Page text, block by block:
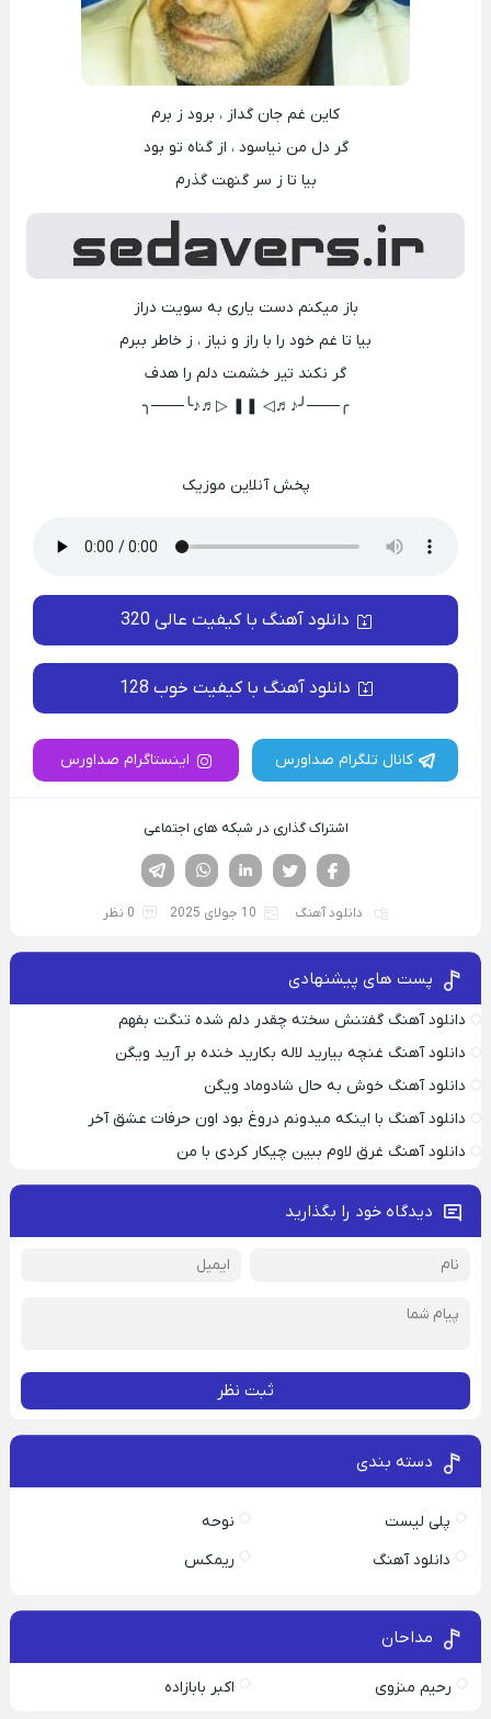
کاین غم جان گداز ، برود ز برم
گر دل من نیاسود ، از گناه تو بود
بیا تا ز سر گنهت گذرم
باز میکنم دست یاری به سویت دراز
بیا تا غم خود را با راز و نیاز ، ز خاطر ببرم
گر نکند تیر خشمت دلم را هدف
╭───╯♪♬◁ ❚❚ ▷♬♪╰───╮
پخش آنلاین موزیک
دانلود آهنگ با کیفیت عالی 320
دانلود آهنگ با کیفیت خوب 128
کانال تلگرام صداورس اینستاگرام صداورس
اشتراک گذاری در شبکه های اجتماعی
لینکدین تویتر
فیسوک
دانلود آهنگ 10 جولای 2025 0 نظر
پست های پیشنهادی
دانلود آهنگ گفتنش سخته چقدر دلم شده تنگت بفهم
دانلود آهنگ غنچه بیارید لاله بکارید خنده بر آرید ویگن
دانلود آهنگ خوش به حال شادوماد ویگن
دانلود آهنگ با اینکه میدونم دروغ بود اون حرفات عشق آخر
دانلود آهنگ غرق لاوم ببین چیکار کردی با من
دیدگاه خود را بگذارید
ثبت نظر
دسته بندی
پلی لیست
نوحه
دانلود آهنگ
ریمکس
مداحان
رحیم منزوی اکبر بابازاده